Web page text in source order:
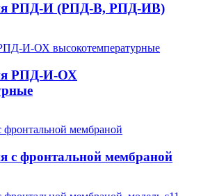
РПД-И (РПД-В, РПД-ИВ)
РПД-И-ОХ
с фронтальной мембраной